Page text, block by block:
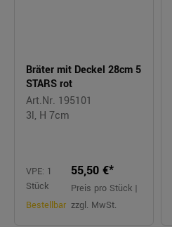
Bräter mit Deckel 28cm 5
STARS rot
Art.Nr. 195101
3l, H 7cm
VPE: 1
Stück
Bestellbar
55,50 €*
Preis pro Stück |
zzgl. MwSt.